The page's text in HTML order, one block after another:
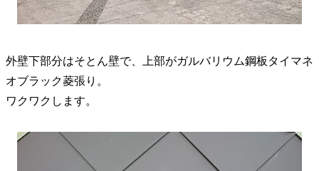
外壁下部分はそとん壁で、上部がガルバリウム鋼板タイマネ
オブラック菱張り。
ワクワクします。